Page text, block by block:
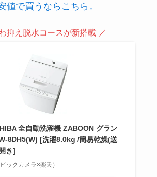
値で買うならこちら↓
抑え脱水コースが新搭載 ／
全自動洗濯機 ZABOON グラン
8DH5(W) [洗濯8.0kg /簡易乾燥(送
き]
ックカメラ×楽天）